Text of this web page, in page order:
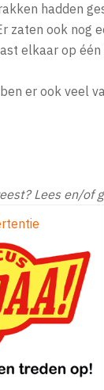
hadden
ook nog
elkaar op
er ook veel
Lees en/of